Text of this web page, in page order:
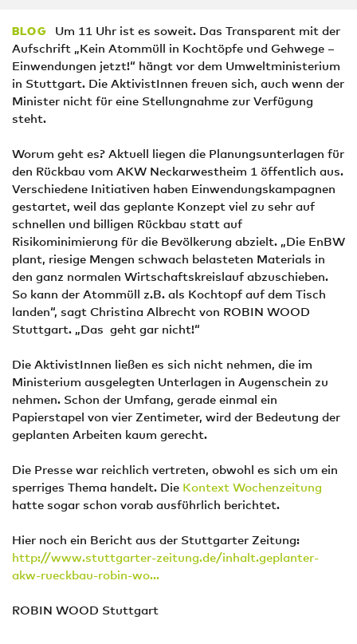
BLOG
Um 11 Uhr ist es soweit. Das Transparent mit der
Aufschrift „Kein Atommüll in Kochtöpfe und Gehwege –
Einwendungen jetzt!“ hängt vor dem Umweltministerium
in Stuttgart. Die AktivistInnen freuen sich, auch wenn der
Minister nicht für eine Stellungnahme zur Verfügung
steht.
Worum geht es? Aktuell liegen die Planungsunterlagen für
den Rückbau vom AKW Neckarwestheim 1 öffentlich aus.
Verschiedene Initiativen haben Einwendungskampagnen
gestartet, weil das geplante Konzept viel zu sehr auf
schnellen und billigen Rückbau statt auf
Risikominimierung für die Bevölkerung abzielt. „Die EnBW
plant, riesige Mengen schwach belasteten Materials in
den ganz normalen Wirtschaftskreislauf abzuschieben.
So kann der Atommüll z.B. als Kochtopf auf dem Tisch
landen“, sagt Christina Albrecht von ROBIN WOOD
Stuttgart. „Das geht gar nicht!“
Die AktivistInnen ließen es sich nicht nehmen, die im
Ministerium ausgelegten Unterlagen in Augenschein zu
nehmen. Schon der Umfang, gerade einmal ein
Papierstapel von vier Zentimeter, wird der Bedeutung der
geplanten Arbeiten kaum gerecht.
Die Presse war reichlich vertreten, obwohl es sich um ein
sperriges Thema handelt. Die Kontext Wochenzeitung
hatte sogar schon vorab ausführlich berichtet.
Hier noch ein Bericht aus der Stuttgarter Zeitung:
http://www.stuttgarter-zeitung.de/inhalt.geplanter-
akw-rueckbau-robin-wo...
ROBIN WOOD Stuttgart